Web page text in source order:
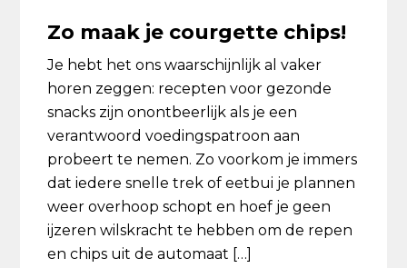
Zo maak je courgette chips!
Je hebt het ons waarschijnlijk al vaker
horen zeggen: recepten voor gezonde
snacks zijn onontbeerlijk als je een
verantwoord voedingspatroon aan
probeert te nemen. Zo voorkom je immers
dat iedere snelle trek of eetbui je plannen
weer overhoop schopt en hoef je geen
ijzeren wilskracht te hebben om de repen
en chips uit de automaat […]